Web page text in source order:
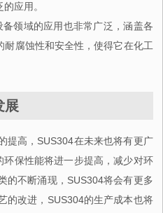
应用。
备领域的应用也非常广泛，涵盖各
耐腐蚀性和安全性，使得它在化工
展
提高，SUS304在未来也将有更广
保性能将进一步提高，减少对环
的不断涌现，SUS304将会有更多
的改进，SUS304的生产成本也将